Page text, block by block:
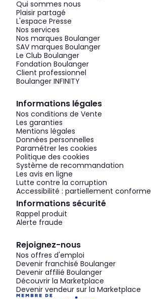
Qui sommes nous
Plaisir partagé
L'espace Presse
Nos services
Nos marques Boulanger
SAV marques Boulanger
Le Club Boulanger
Fondation Boulanger
Client professionnel
Boulanger INFINITY
Informations légales
Nos conditions de Vente
Les garanties
Mentions légales
Données personnelles
Paramétrer les cookies
Politique des cookies
Système de recommandation
Les avis en ligne
Lutte contre la corruption
Accessibilité : partiellement conforme
Informations sécurité
Rappel produit
Alerte fraude
Rejoignez-nous
Nos offres d'emploi
Devenir franchisé Boulanger
Devenir affilié Boulanger
Découvrir la Marketplace
Devenir vendeur sur la Marketplace